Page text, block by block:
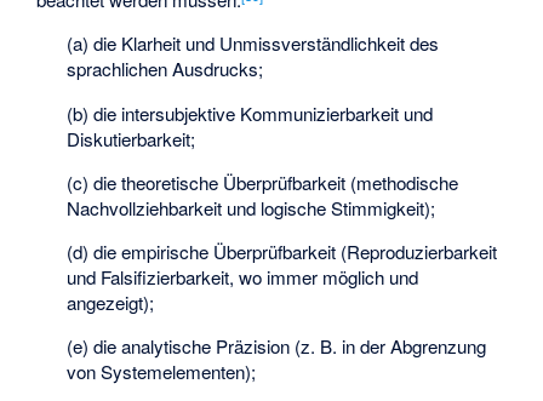
(a) die Klarheit und Unmissverständlichkeit des
sprachlichen Ausdrucks;
(b) die intersubjektive Kommunizierbarkeit und
Diskutierbarkeit;
(c) die theoretische Überprüfbarkeit (methodische
Nachvollziehbarkeit und logische Stimmigkeit);
(d) die empirische Überprüfbarkeit (Reproduzierbarkeit
und Falsifizierbarkeit, wo immer möglich und
angezeigt);
(e) die analytische Präzision (z. B. in der Abgrenzung
von Systemelementen);